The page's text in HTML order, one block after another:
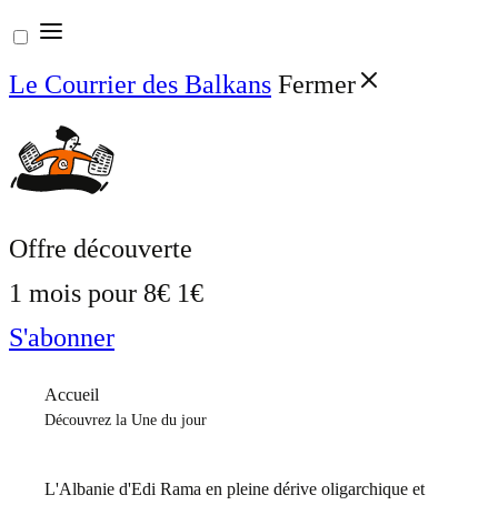
Aller
au
contenu
Le Courrier des Balkans Fermer
Offre découverte
1 mois pour 8€ 1€
S'abonner
Accueil
Découvrez la Une du jour
L'Albanie d'Edi Rama en pleine dérive oligarchique et